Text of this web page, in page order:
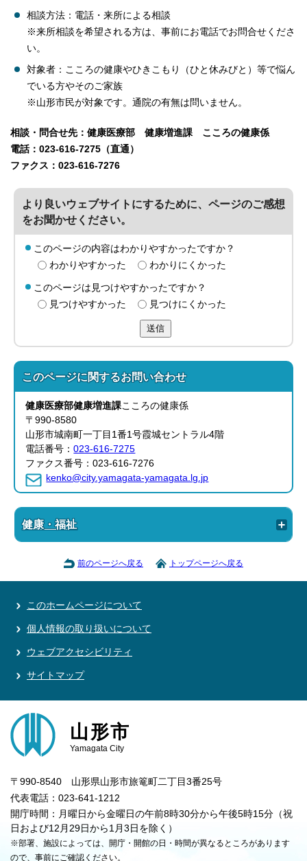
相談方法：電話・来所による相談
※来所相談を希望される方は、事前にお電話でお問合せくださ
い。
対象者：こころの健康やひきこもり（ひと休みびと）等で悩ん
でいる方やそのご家族
※山形市民が対象です。通院の有無は問いません。
相談・問合せ先：健康医療部 健康増進課 こころの健康係
電話：023-616-7275（直通）
ファクス：023-616-7276
より良いウェブサイトにするために、ページのご感想
をお聞かせください。
このページの内容はわかりやすかったですか？
わかりやすかった
わかりにくかった
このページは見つけやすかったですか？
見つけやすかった
見つけにくかった
送信
このページに関するお問い合わせ
健康医療部健康増進課こころの健康係
〒990-8580
山形市城南町一丁目1番1号霞城セントラル4階
電話番号：023-616-7275
ファクス番号：023-616-7276
kenko@city.yamagata-yamagata.lg.jp
健康・福祉
前のページへ戻る トップページへ戻る
このホームページについて
個人情報の取り扱いについて
ウェブアクセシビリティ
サイトマップ
山形市
Yamagata City
〒990-8540 山形県山形市旅篭町二丁目3番25号
代表電話：023-641-1212
開庁時間：月曜日から金曜日の午前8時30分から午後5時15分（祝
日および12月29日から1月3日を除く）
※部署、施設によっては、開庁・開館の日・時間が異なるところがあります
ので、事前にご確認ください。